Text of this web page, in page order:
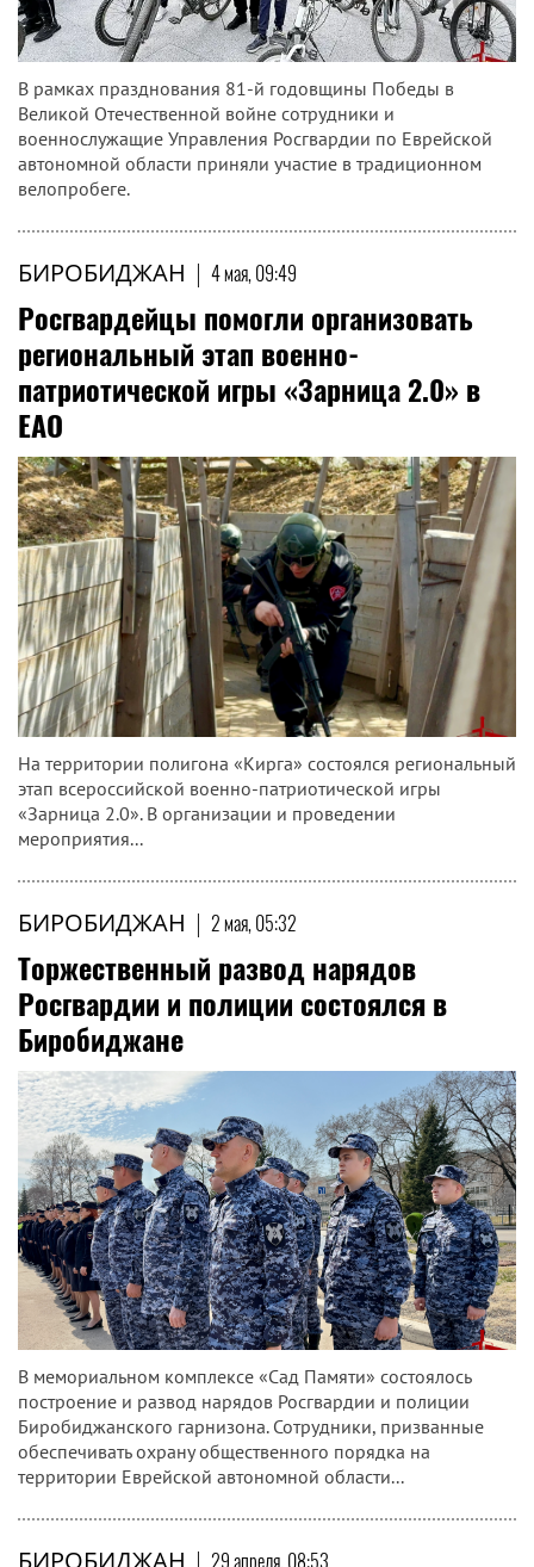
В рамках празднования 81-й годовщины Победы в
Великой Отечественной войне сотрудники и
военнослужащие Управления Росгвардии по Еврейской
автономной области приняли участие в традиционном
велопробеге.
БИРОБИДЖАН | 4 мая, 09:49
Росгвардейцы помогли организовать
региональный этап военно-
патриотической игры «Зарница 2.0» в
ЕАО
На территории полигона «Кирга» состоялся региональный
этап всероссийской военно-патриотической игры
«Зарница 2.0». В организации и проведении
мероприятия...
БИРОБИДЖАН | 2 мая, 05:32
Торжественный развод нарядов
Росгвардии и полиции состоялся в
Биробиджане
В мемориальном комплексе «Сад Памяти» состоялось
построение и развод нарядов Росгвардии и полиции
Биробиджанского гарнизона. Сотрудники, призванные
обеспечивать охрану общественного порядка на
территории Еврейской автономной области...
БИРОБИДЖАН | 29 апреля, 08:53